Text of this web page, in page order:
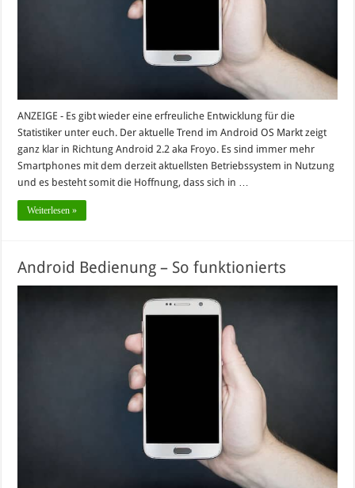
ANZEIGE - Es gibt wieder eine erfreuliche Entwicklung für die
Statistiker unter euch. Der aktuelle Trend im Android OS Markt zeigt
ganz klar in Richtung Android 2.2 aka Froyo. Es sind immer mehr
Smartphones mit dem derzeit aktuellsten Betriebssystem in Nutzung
und es besteht somit die Hoffnung, dass sich in …
Weiterlesen »
Android Bedienung – So funktionierts